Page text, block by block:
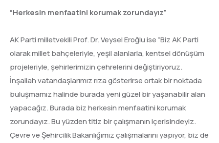
“Herkesin menfaatini korumak zorundayız”
AK Parti milletvekili Prof. Dr. Veysel Eroğlu ise “Biz AK Parti
olarak millet bahçeleriyle, yeşil alanlarla, kentsel dönüşüm
projeleriyle, şehirlerimizin çehrelerini değiştiriyoruz.
İnşallah vatandaşlarımız rıza gösterirse ortak bir noktada
buluşmamız halinde burada yeni güzel bir yaşanabilir alan
yapacağız. Burada biz herkesin menfaatini korumak
zorundayız. Bu yüzden titiz bir çalışmanın içerisindeyiz.
Çevre ve Şehircilik Bakanlığımız çalışmalarını yapıyor, biz de